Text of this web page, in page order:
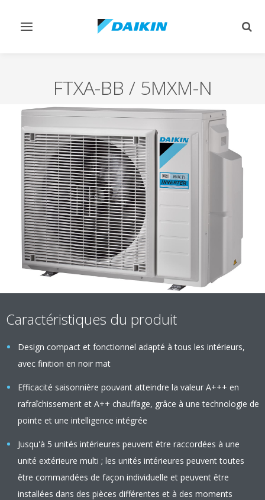
Afficher/masquer
FTXA-BB / 5MXM-N
Caractéristiques du produit
Design compact et fonctionnel adapté à tous les intérieurs,
avec finition en noir mat
Efficacité saisonnière pouvant atteindre la valeur A+++ en
rafraîchissement et A++ chauffage, grâce à une technologie de
pointe et une intelligence intégrée
Jusqu'à 5 unités intérieures peuvent être raccordées à une
unité extérieure multi ; les unités intérieures peuvent toutes
être commandées de façon individuelle et peuvent être
installées dans des pièces différentes et à des moments